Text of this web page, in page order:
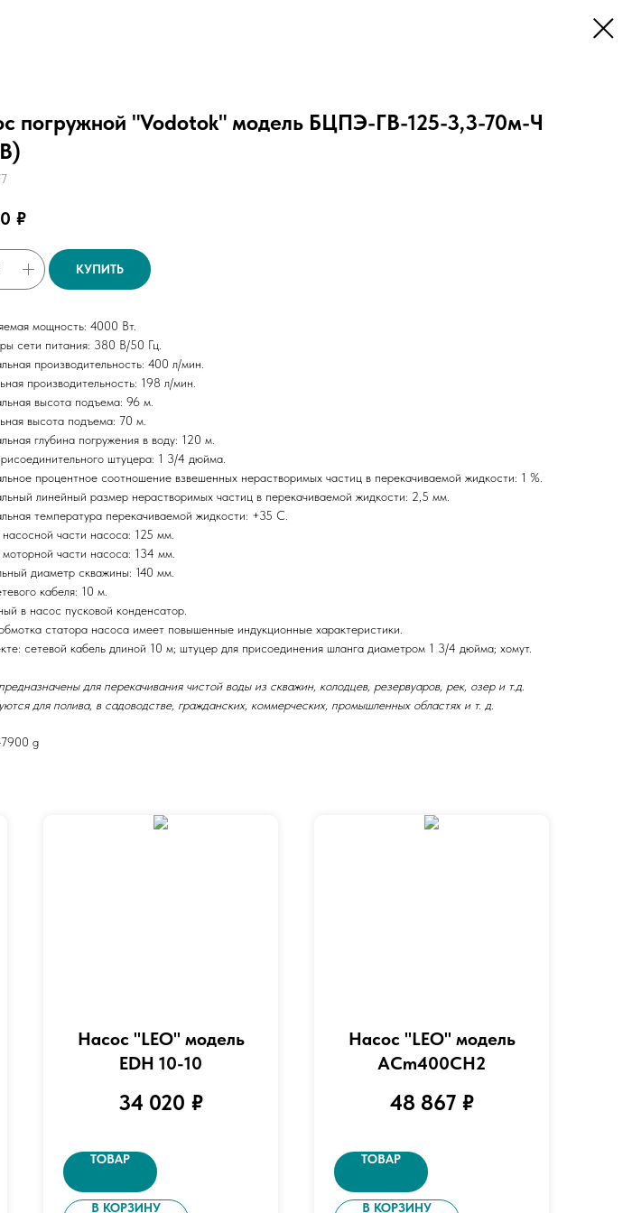
погружной "Vodotok" модель БЦПЭ-ГВ-125-3,3-70м-Ч
₽
КУПИТЬ
мощность: 4000 Вт.
сети питания: 380 В/50 Гц.
производительность: 400 л/мин.
производительность: 198 л/мин.
высота подъема: 96 м.
высота подъема: 70 м.
глубина погружения в воду: 120 м.
штуцера: 1 3/4 дюйма.
процентное соотношение взвешенных нерастворимых частиц в перекачиваемой жидкости: 1 %.
линейный размер нерастворимых частиц в перекачиваемой жидкости: 2,5 мм.
температура перекачиваемой жидкости: +35 С.
части насоса: 125 мм.
части насоса: 134 мм.
диаметр скважины: 140 мм.
кабеля: 10 м.
в насос пусковой конденсатор.
статора насоса имеет повышенные индукционные характеристики.
сетевой кабель длиной 10 м; штуцер для присоединения шланга диаметром 1 3/4 дюйма; хомут.
для перекачивания чистой воды из скважин, колодцев, резервуаров, рек, озер и т.д.
для полива, в садоводстве, гражданских, коммерческих, промышленных областях и т. д.
g
Насос "LEO" модель
EDH 10-10
34 020 ₽
ТОВАР
В КОРЗИНУ
Насос "LEO" модель
AСm400СН2
48 867 ₽
ТОВАР
В КОРЗИНУ